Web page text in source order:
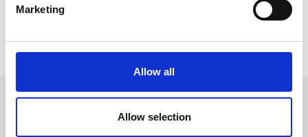
Marketing
Allow all
Allow selection
SEGUICI SU